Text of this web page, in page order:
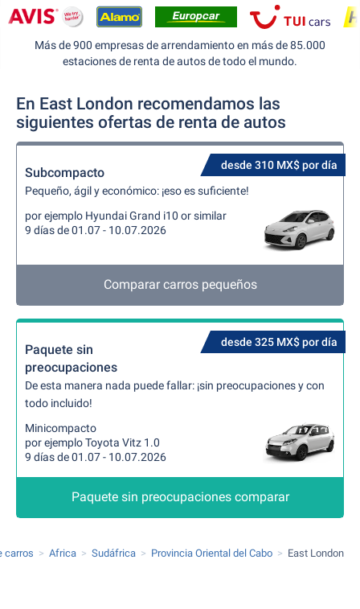
Más de 900 empresas de arrendamiento en más de 85.000
estaciones de renta de autos de todo el mundo.
En East London recomendamos las
siguientes ofertas de renta de autos
desde 310 MX$ por día
Subcompacto
Pequeño, ágil y económico: ¡eso es suficiente!
por ejemplo Hyundai Grand i10 or similar
9 días de 01.07 - 10.07.2026
Comparar carros pequeños
desde 325 MX$ por día
Paquete sin
preocupaciones
De esta manera nada puede fallar: ¡sin preocupaciones y con
todo incluido!
Minicompacto
por ejemplo Toyota Vitz 1.0
9 días de 01.07 - 10.07.2026
Paquete sin preocupaciones comparar
carros Africa Sudáfrica Provincia Oriental del Cabo East London